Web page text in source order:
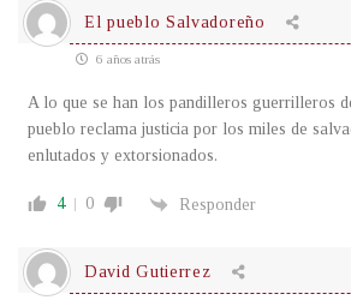
El pueblo Salvadoreño
6 años atrás
A lo que se han los pandilleros guerrilleros
pueblo reclama justicia por los miles de
enlutados y extorsionados.
4 0 Responder
David Gutierrez